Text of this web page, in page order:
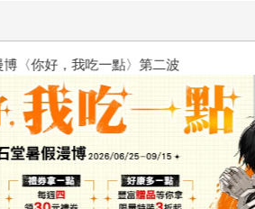
第一美少女商量彼此摯友的戀愛煩惱，